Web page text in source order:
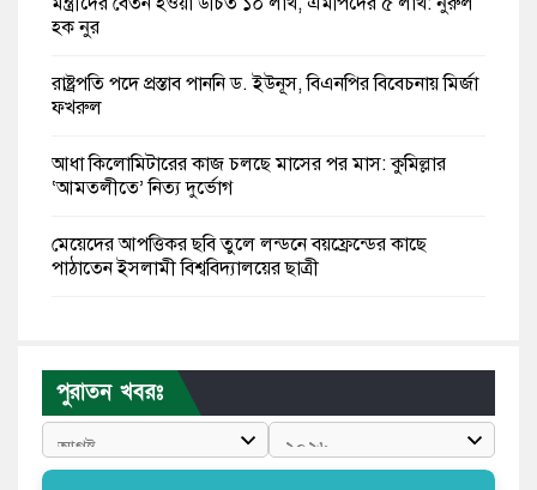
হক নুর
রাষ্ট্রপতি পদে প্রস্তাব পাননি ড. ইউনূস, বিএনপির বিবেচনায় মির্জা
ফখরুল
আধা কিলোমিটারের কাজ চলছে মাসের পর মাস: কুমিল্লার
‘আমতলীতে’ নিত্য দুর্ভোগ
মেয়েদের আপত্তিকর ছবি তুলে লন্ডনে বয়ফ্রেন্ডের কাছে
পাঠাতেন ইসলামী বিশ্ববিদ্যালয়ের ছাত্রী
পাঁচ দেশি মাছে মিলল মাইক্রোপ্লাস্টিক, সবচেয়ে বেশি কই মাছে
বাংলাদেশী কর্মীদের আকামা নিয়ে বড় সুখবর দিলো সৌদি
পুরাতন খবরঃ